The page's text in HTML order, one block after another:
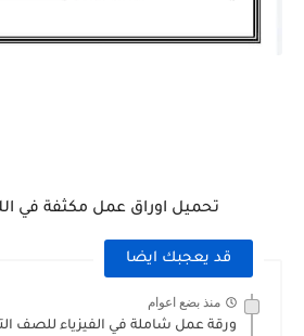
تحميل اوراق عمل مكثفة في
قد يعجبك ايضا
منذ بضع اعوام
ورقة عمل شاملة في الفيزياء للصف